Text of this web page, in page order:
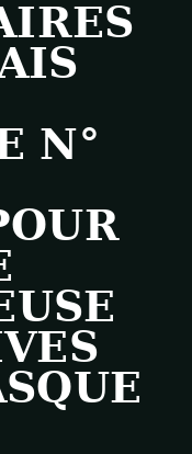
N°